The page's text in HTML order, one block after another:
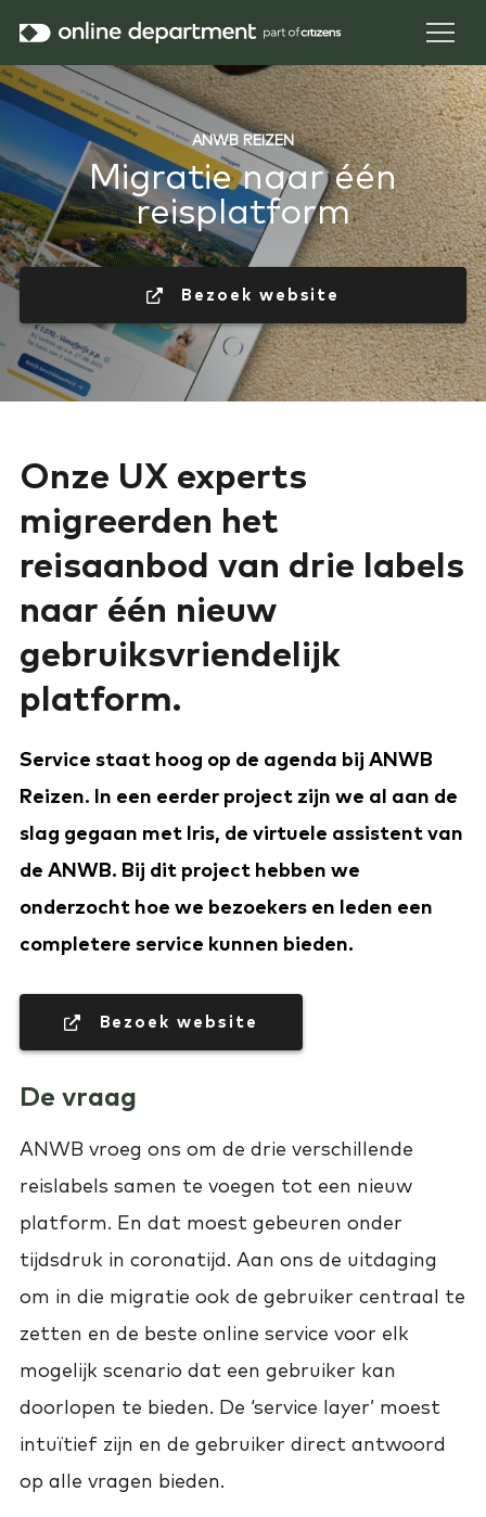
ANWB REIZEN
Migratie naar één
reisplatform
Bezoek website
Onze UX experts
migreerden het
reisaanbod van drie labels
naar één nieuw
gebruiksvriendelijk
platform.
Service staat hoog op de agenda bij ANWB
Reizen. In een eerder project zijn we al aan de
slag gegaan met Iris, de virtuele assistent van
de ANWB. Bij dit project hebben we
onderzocht hoe we bezoekers en leden een
completere service kunnen bieden.
Bezoek website
De vraag
ANWB vroeg ons om de drie verschillende
reislabels samen te voegen tot een nieuw
platform. En dat moest gebeuren onder
tijdsdruk in coronatijd. Aan ons de uitdaging
om in die migratie ook de gebruiker centraal te
zetten en de beste online service voor elk
mogelijk scenario dat een gebruiker kan
doorlopen te bieden. De ‘service layer’ moest
intuïtief zijn en de gebruiker direct antwoord
op alle vragen bieden.